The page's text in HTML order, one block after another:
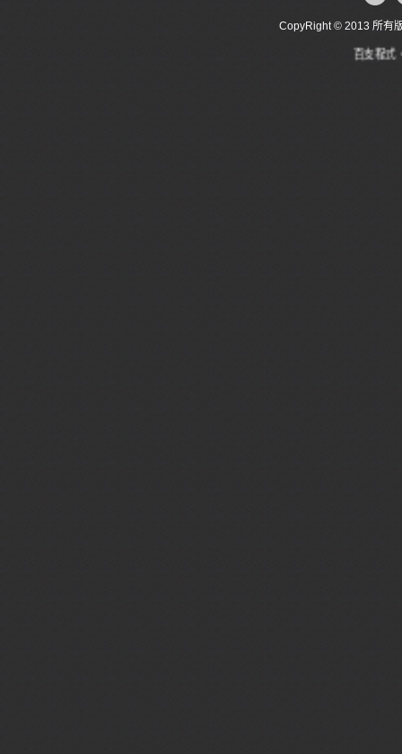
CopyRight © 2013 所有
百支程式